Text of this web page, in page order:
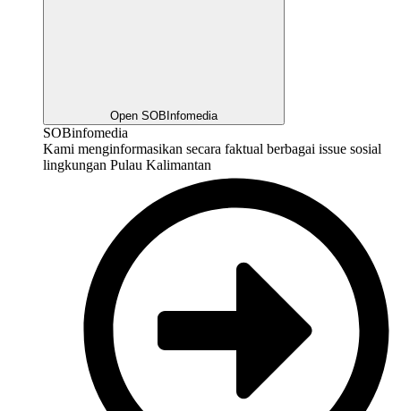
Open SOBInfomedia
SOBinfomedia
Kami menginformasikan secara faktual berbagai issue sosial
lingkungan Pulau Kalimantan